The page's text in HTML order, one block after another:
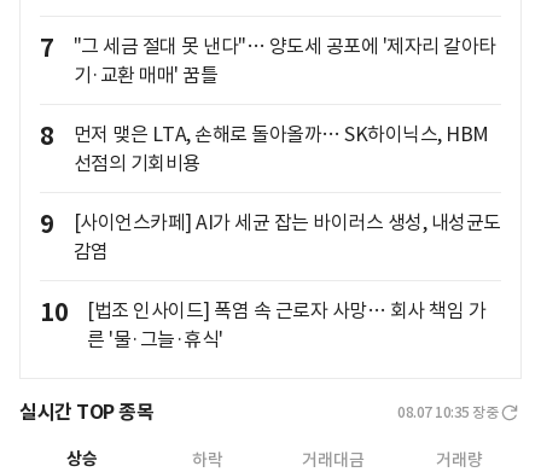
7
"그 세금 절대 못 낸다"… 양도세 공포에 '제자리 갈아타
기·교환 매매' 꿈틀
8
먼저 맺은 LTA, 손해로 돌아올까… SK하이닉스, HBM
선점의 기회비용
9
[사이언스카페] AI가 세균 잡는 바이러스 생성, 내성균도
감염
10
[법조 인사이드] 폭염 속 근로자 사망… 회사 책임 가
른 '물·그늘·휴식'
실시간 TOP 종목 08.07 10:35 장중
상승 하락 거래대금 거래량